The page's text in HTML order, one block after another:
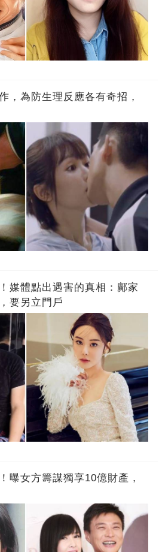
，為防生理反應各有奇招，
媒體點出遇害的真相：鄺家
要另立門戶
曝女方籌謀獨享10億財產，